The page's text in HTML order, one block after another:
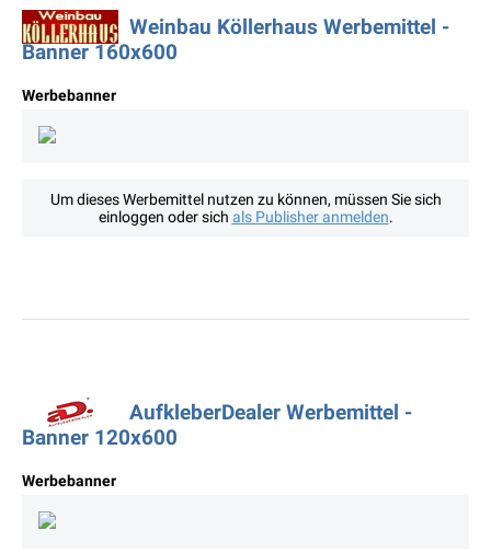
Weinbau Köllerhaus Werbemittel -
Banner 160x600
Werbebanner
Um dieses Werbemittel nutzen zu können, müssen Sie sich
einloggen oder sich als Publisher anmelden.
AufkleberDealer Werbemittel -
Banner 120x600
Werbebanner